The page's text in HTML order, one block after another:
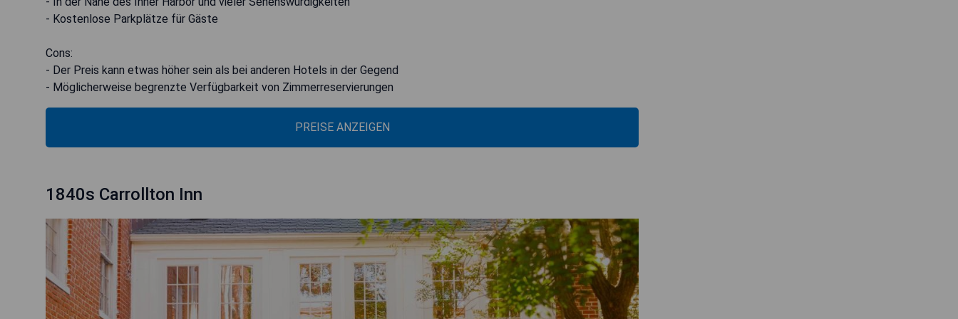
- Kostenlose Parkplätze für Gäste
Cons:
- Der Preis kann etwas höher sein als bei anderen Hotels in der Gegend
- Möglicherweise begrenzte Verfügbarkeit von Zimmerreservierungen
PREISE ANZEIGEN
1840s Carrollton Inn